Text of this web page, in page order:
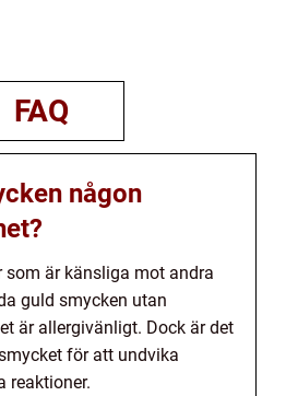
FAQ
någon
som är känsliga mot andra
guld smycken utan
är allergivänligt. Dock är det
för att undvika
reaktioner.